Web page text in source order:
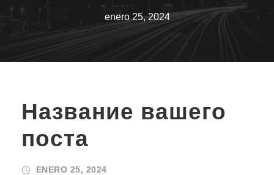
enero 25, 2024
Название вашего
поста
ENERO 25, 2024